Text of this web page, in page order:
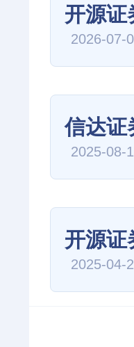
开源证
2026-07-
信达证
2025-08-
开源证
2025-04-